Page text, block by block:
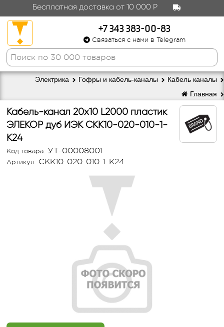
Бесплатная доставка от 10 000 Р
+7 343 383-00-83
Связаться с нами в Telegram
Кабель каналы
Гофры и кабель-каналы
Электрика
Главная
Кабель-канал 20х10 L2000 пластик
ЭЛЕКОР дуб ИЭК СКК10-020-010-1-
К24
Код товара: УТ-00008001
Артикул: CKK10-020-010-1-K24